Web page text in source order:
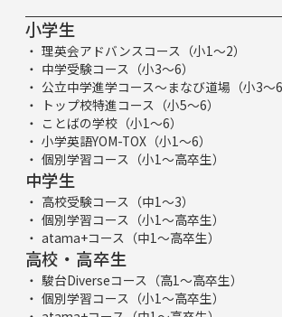
小学生
理英会アドバンスコース（小1～2）
中学受験コース（小3～6）
公立中学進学コース～まなび道場（小3～6
トップ校特進コース（小5～6）
ことばの学校（小1～6）
小学英語YOM-TOX（小1～6）
個別学習コース（小1～高卒生）
中学生
高校受験コース（中1～3）
個別学習コース（小1～高卒生）
atama+コース（中1～高卒生）
高校・高卒生
駿台Diverseコース（高1～高卒生）
個別学習コース（小1～高卒生）